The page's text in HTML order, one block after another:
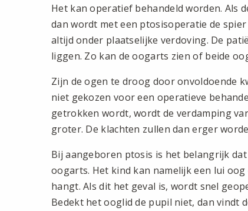
Het kan operatief behandeld worden. Als
dan wordt met een ptosisoperatie de
altijd onder plaatselijke verdoving. De
liggen. Zo kan de oogarts zien of beide
Zijn de ogen te droog door onvoldoende
niet gekozen voor een operatieve
getrokken wordt, wordt de verdamping
groter. De klachten zullen dan erger
Bij aangeboren ptosis is het belangrijk
oogarts. Het kind kan namelijk een lui
hangt. Als dit het geval is, wordt snel
Bedekt het ooglid de pupil niet, dan vindt